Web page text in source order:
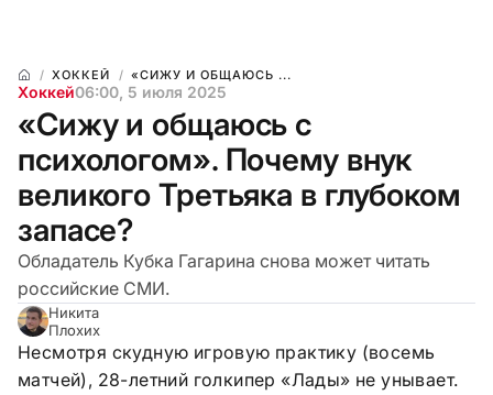
ХОККЕЙ «СИЖУ И ОБЩАЮСЬ ...
Хоккей06:00, 5 июля 2025
«Сижу и общаюсь с
психологом». Почему внук
великого Третьяка в глубоком
запасе?
Обладатель Кубка Гагарина снова может читать
российские СМИ.
Никита
Плохих
Несмотря скудную игровую практику (восемь
матчей), 28-летний голкипер «Лады» не унывает.